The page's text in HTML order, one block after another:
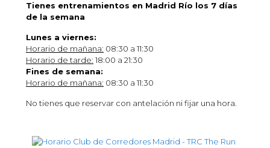
Tienes entrenamientos en Madrid Río los 7 días
de la semana
Lunes a viernes:
Horario de mañana: 08:30 a 11:30
Horario de tarde: 18:00 a 21:30
Fines de semana:
Horario de mañana: 08:30 a 11:30
No tienes que reservar con antelación ni fijar una hora.